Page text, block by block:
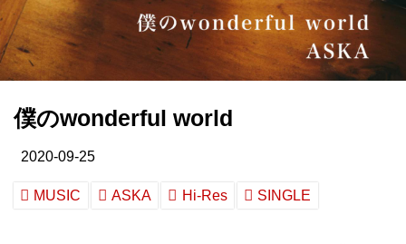
僕のwonderful world
2020-09-25
MUSIC ASKA Hi-Res SINGLE